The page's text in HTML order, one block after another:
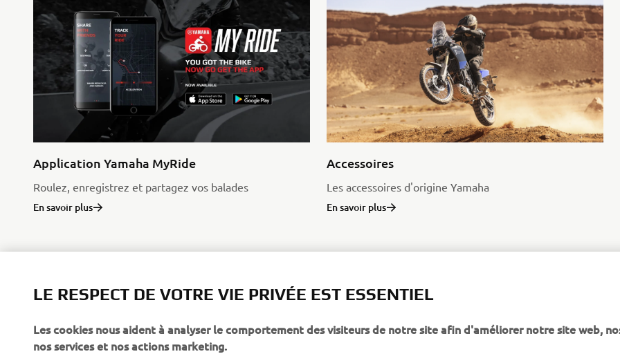
Application Yamaha MyRide
Roulez, enregistrez et partagez vos balades
En savoir plus
Accessoires
Les accessoires d'origine Yamaha
En savoir plus
CORPORATE PROS & B2B PLUS YAMAHA SUPPORT
LE RESPECT DE VOTRE VIE PRIVÉE EST ESSENTIEL
Les cookies nous aident à analyser le comportement des visiteurs de notre site afin d'améliorer notre site web,
nos services et nos actions marketing.